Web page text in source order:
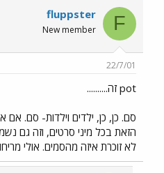
F
fluppster
New member
22/7/01
pot זה..........
סם. כן, כן, ילדים וילדות- סם.
הזאת בכל מיני סרטים, וזה גם
לא זוכרת איזה מהסמים. אולי